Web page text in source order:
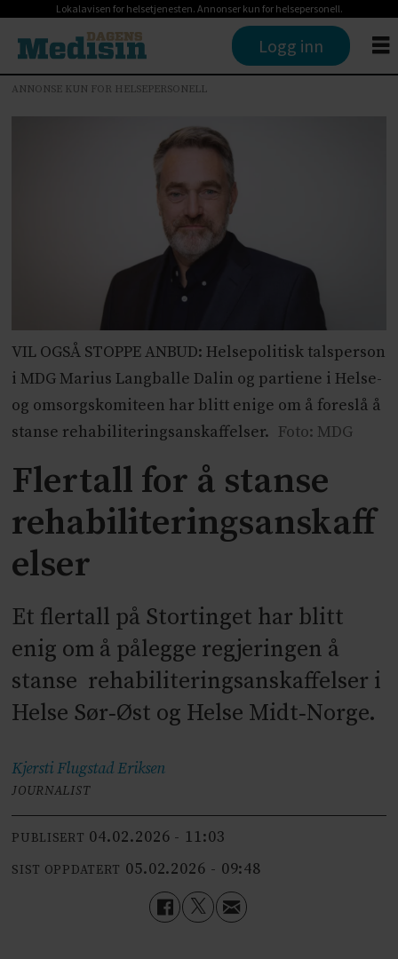
Lokalavisen for helsetjenesten. Annonser kun for helsepersonell.
Logg inn
ANNONSE KUN FOR HELSEPERSONELL
VIL OGSÅ STOPPE ANBUD: Helsepolitisk talsperson
i MDG Marius Langballe Dalin og partiene i Helse-
og omsorgskomiteen har blitt enige om å foreslå å
stanse rehabiliteringsanskaffelser. Foto: MDG
Flertall for å stanse
rehabiliteringsanskaff
elser
Et flertall på Stortinget har blitt
enig om å pålegge regjeringen å
stanse rehabiliteringsanskaffelser i
Helse Sør‑Øst og Helse Midt‑Norge.
Kjersti FlugstadEriksen
JOURNALIST
PUBLISERT 04.02.2026 - 11:03
SIST OPPDATERT 05.02.2026 - 09:48